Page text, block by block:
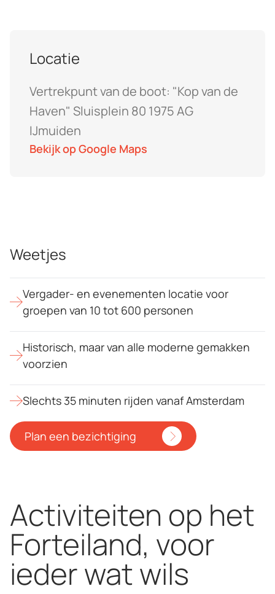
Locatie
Vertrekpunt van de boot: "Kop van de
Haven" Sluisplein 80 1975 AG
IJmuiden
Bekijk op Google Maps
Weetjes
Vergader- en evenementen locatie voor
groepen van 10 tot 600 personen
Historisch, maar van alle moderne gemakken
voorzien
Slechts 35 minuten rijden vanaf Amsterdam
Plan een bezichtiging
Activiteiten op het
Forteiland, voor
ieder wat wils